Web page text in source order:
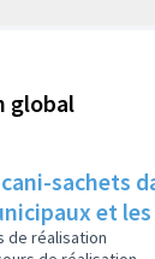
global
sachets
et
de réalisation